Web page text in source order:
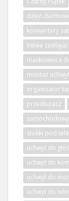
dzień
konwertery
listwa
maskownica
montaż
organizator
przedłużacz
stoliki pod
uchwyt do
uchwyt do
uchwyt do
uchwyt do